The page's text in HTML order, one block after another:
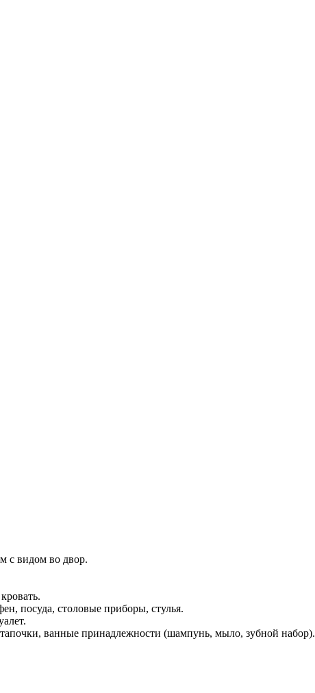
с видом во двор.
посуда, столовые приборы, стулья.
ванные принадлежности (шампунь, мыло, зубной набор).